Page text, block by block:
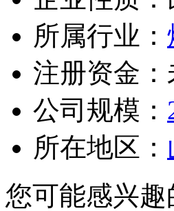
所属行业：
注册资金：
公司规模：
所在地区：
您可能感兴趣